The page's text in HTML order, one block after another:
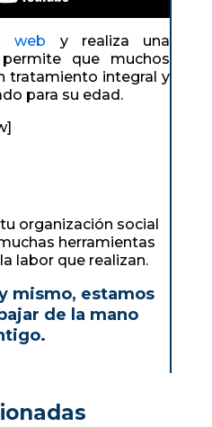
web y realiza una
que muchos
tratamiento integral y
para su edad.
organización social
herramientas
labor que realizan.
mismo, estamos
de la mano